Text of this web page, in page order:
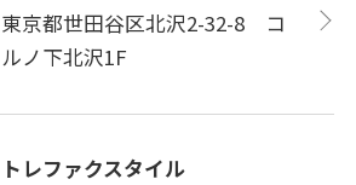
東京都世田谷区北沢2-32-8 コ
ルノ下北沢1F
トレファクスタイル